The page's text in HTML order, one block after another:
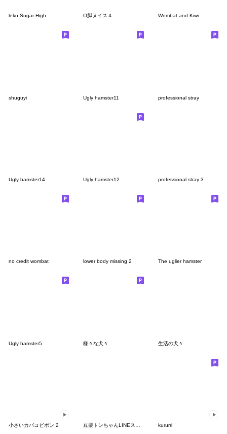
leko Sugar High O脚ヌイス４ Wombat and Kiwi
shuguyi Ugly hamster11 professional stray
Ugly hamster14 Ugly hamster12 professional stray 3
no credit wombat lower body missing 2 The uglier hamster
Ugly hamster5 様々な犬々 生活の犬々
小さいカバコビポン 2 kururri